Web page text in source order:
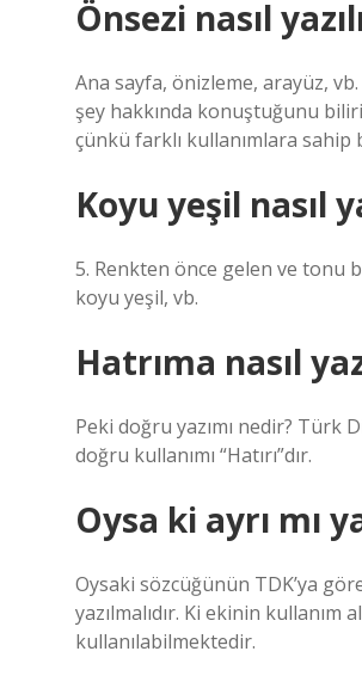
Önsezi nasıl
Ana sayfa, önizleme, arayüz,
şey hakkında konuştuğunu
çünkü farklı kullanımlara
Koyu yeşil nasıl
5. Renkten önce gelen ve tonu
koyu yeşil, vb.
Hatrıma nasıl
Peki doğru yazımı nedir? Türk
doğru kullanımı “Hatırı”dır.
Oysa ki ayrı mı
Oysaki sözcüğünün TDK’ya
yazılmalıdır. Ki ekinin kullanım
kullanılabilmektedir.